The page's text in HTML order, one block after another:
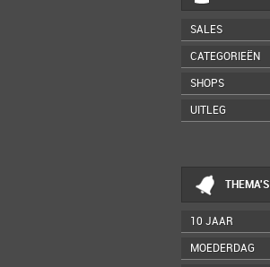
SALES
CATEGORIEËN
SHOPS
UITLEG
THEMA'S
10 JAAR
MOEDERDAG